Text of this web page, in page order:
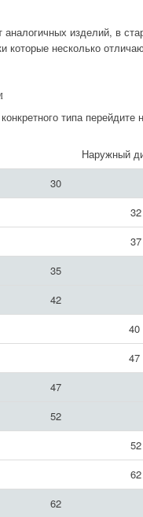
изделий, в
несколько
типа перейдите
Наружный
30
32
37
35
42
40
47
47
52
52
62
62